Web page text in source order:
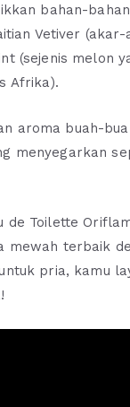
bahan-
Vetiver
(sejenis melon
Afrika).
aroma buah-
menyegarkan
de Toilette
mewah terbaik
pria, kamu